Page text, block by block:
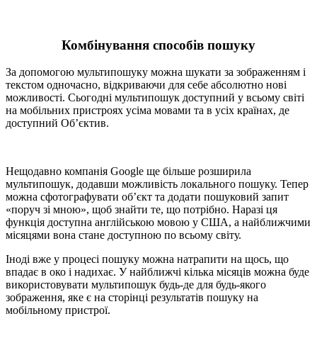
Комбінування способів пошуку
За допомогою мультипошуку можна шукати за зображенням і
текстом одночасно, відкриваючи для себе абсолютно нові
можливості. Сьогодні мультипошук доступний у всьому світі
на мобільних пристроях усіма мовами та в усіх країнах, де
доступний Об’єктив.
Нещодавно компанія Google ще більше розширила
мультипошук, додавши можливість локального пошуку. Тепер
можна сфотографувати об’єкт та додати пошуковий запит
«поруч зі мною», щоб знайти те, що потрібно. Наразі ця
функція доступна англійською мовою у США, а найближчими
місяцями вона стане доступною по всьому світу.
Іноді вже у процесі пошуку можна натрапити на щось, що
впадає в око і надихає. У найближчі кілька місяців можна буде
використовувати мультипошук будь-де для будь-якого
зображення, яке є на сторінці результатів пошуку на
мобільному пристрої.